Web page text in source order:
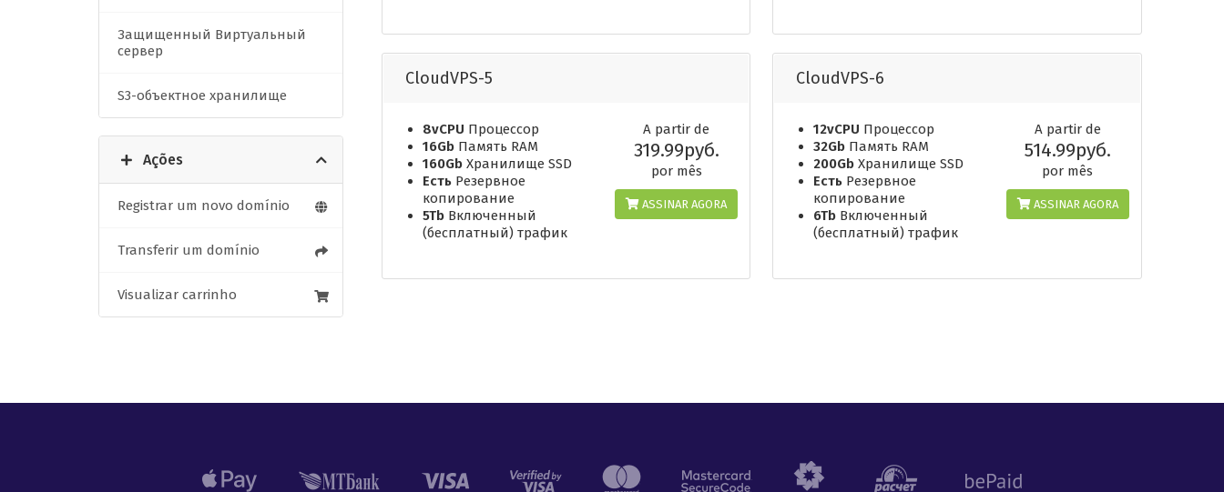
Защищенный Виртуальный
сервер
S3-объектное хранилище
Ações
Registrar um novo domínio
Transferir um domínio
Visualizar carrinho
CloudVPS-5
8vCPU Процессор
16GbПамять RAM
160GbХранилище SSD
ЕстьРезервное
копирование
5TbВключенный
(бесплатный) трафик
A partir de
319.99руб.
por mês
ASSINAR AGORA
CloudVPS-6
12vCPU Процессор
32Gb Память RAM
200Gb Хранилище SSD
Есть Резервное
копирование
6Tb Включенный
(бесплатный) трафик
A partir de
514.99руб.
por mês
ASSINAR AGORA